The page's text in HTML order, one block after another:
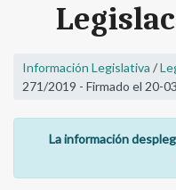
Información Legislativa /
271/2019 - Firmado el 20-
La información